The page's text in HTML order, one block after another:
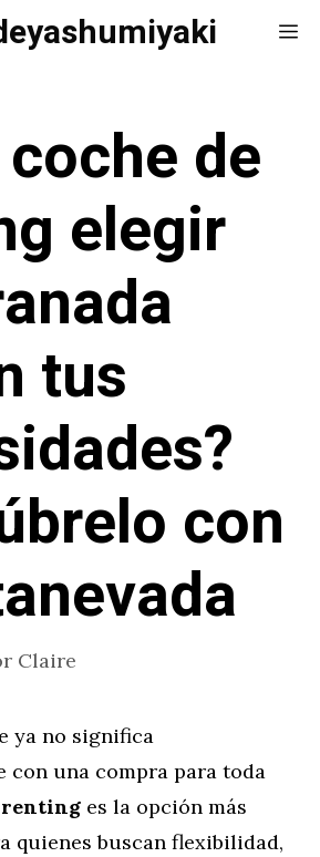
de
elegir
tus
con
Claire
ya no significa
con una compra para toda
renting es la opción más
quienes buscan flexibilidad,